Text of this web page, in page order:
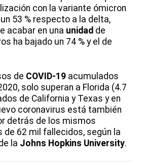
con la variante ómicron
53 % respecto a la delta,
acabar en una unidad de
ha bajado un 74 % y el de
de COVID-19 acumulados
solo superan a Florida (4.7
de California y Texas y en
coronavirus está también
detrás de los mismos
de 62 mil fallecidos, según la
la Johns Hopkins University.